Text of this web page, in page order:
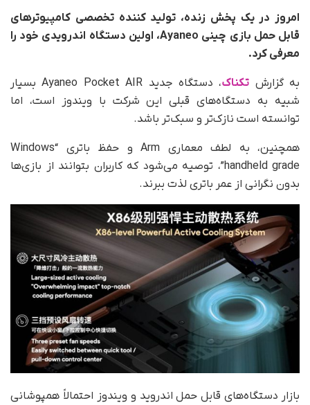
امروز در یک پخش زنده، تولید کننده تخصصی کامپیوترهای
قابل حمل بازی چینی Ayaneo، اولین دستگاه اندرویدی خود را
معرفی کرد.
به گزارش تکناک
، دستگاه جدید Ayaneo Pocket AIR بسیار
شبیه به دستگاه‌های قبلی این شرکت با ویندوز است، اما
توانسته است نازک‌تر و سبک‌تر باشد.
همچنین، به لطف معماری Arm و حفظ باتری “Windows
handheld grade”، توصیه می‌شود که کاربران بتوانند از بازی‌ها
بدون نگرانی از عمر باتری لذت ببرند.
بازار دستگاه‌های قابل حمل اندروید و ویندوز احتمالاً همپوشانی